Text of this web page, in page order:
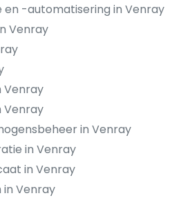
en -automatisering in Venray
Venray
Venray
Venray
in Venray
in Venray
in Venray
in Venray